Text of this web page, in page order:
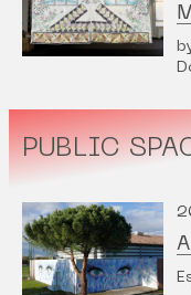
PUBLIC